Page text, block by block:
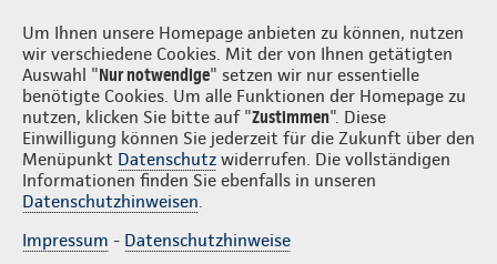
Um Ihnen unsere Homepage anbieten zu können, nutzen
wir verschiedene Cookies. Mit der von Ihnen getätigten
Auswahl "Nur notwendige" setzen wir nur essentielle
benötigte Cookies. Um alle Funktionen der Homepage zu
nutzen, klicken Sie bitte auf "Zustimmen". Diese
Einwilligung können Sie jederzeit für die Zukunft über den
Menüpunkt Datenschutz widerrufen. Die vollständigen
Informationen finden Sie ebenfalls in unseren
Datenschutzhinweisen.
Impressum - Datenschutzhinweise
Eumaxx GmbH Login
Gute Gründe Tarife & Leistungen Wissenswertes Beratung &